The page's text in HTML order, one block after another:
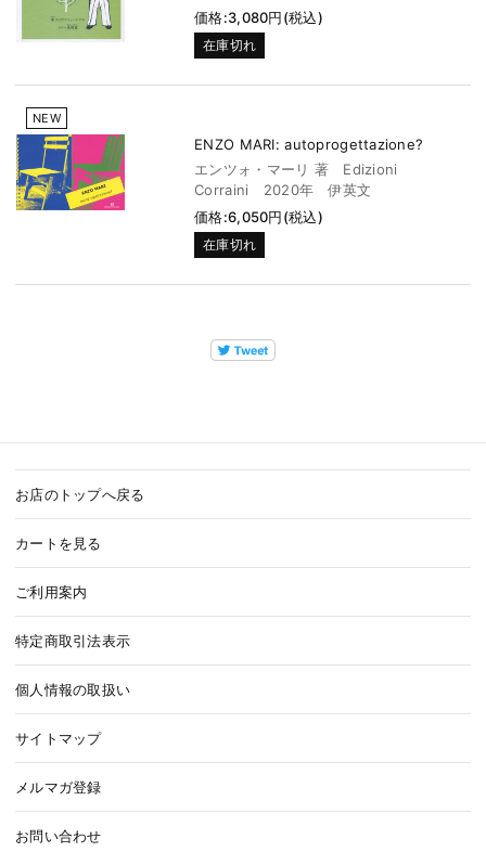
価格:3,080円(税込)
在庫切れ
NEW
ENZO MARI: autoprogettazione?
エンツォ・マーリ 著 Edizioni
Corraini 2020年 伊英文
価格:6,050円(税込)
在庫切れ
お店のトップへ戻る
カートを見る
ご利用案内
特定商取引法表示
個人情報の取扱い
サイトマップ
メルマガ登録
お問い合わせ